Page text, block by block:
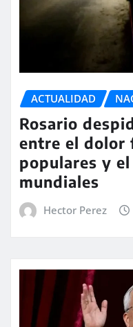
ACTUALIDAD
Rosario
entre el dolor
populares y
mundiales
Hector Perez